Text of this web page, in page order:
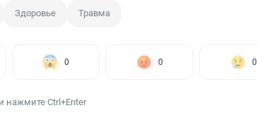
Здоровье Травма
0 0 0
нажмите Ctrl+Enter